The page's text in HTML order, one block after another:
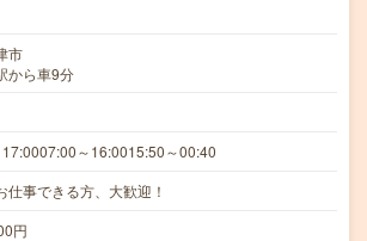
市
から車9分
～16:0015:50～00:40
仕事できる方、大歓迎！
円